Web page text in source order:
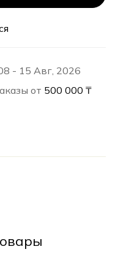
- 15 Авг, 2026
от 500 000 ₸